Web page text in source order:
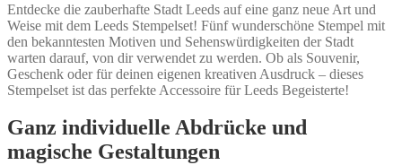
Entdecke die zauberhafte Stadt Leeds auf eine ganz neue Art und
Weise mit dem Leeds Stempelset! Fünf wunderschöne Stempel mit
den bekanntesten Motiven und Sehenswürdigkeiten der Stadt
warten darauf, von dir verwendet zu werden. Ob als Souvenir,
Geschenk oder für deinen eigenen kreativen Ausdruck – dieses
Stempelset ist das perfekte Accessoire für Leeds Begeisterte!
Ganz individuelle Abdrücke und
magische Gestaltungen